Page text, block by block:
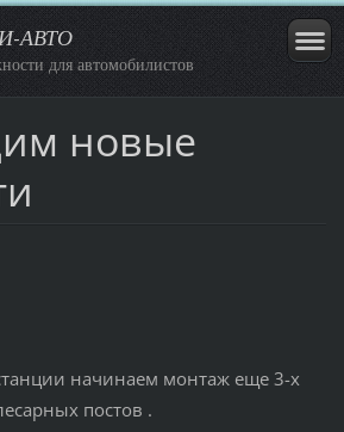
АВТО
для автомобилистов
новые
начинаем монтаж еще 3-х
постов .